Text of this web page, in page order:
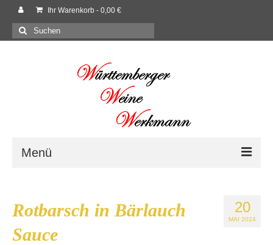
Ihr Warenkorb - 0,00 €
Suchen
nach:
Menü
Shop
Neues
20
MAI 2024
Rotbarsch in Bärlauch
Sauce